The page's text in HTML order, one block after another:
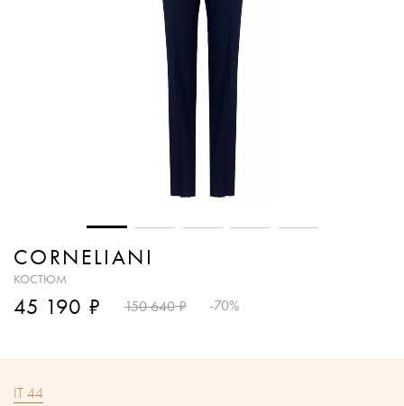
CORNELIANI
КОСТЮМ
45 190 ₽ 150 640₽ -70%
IT 44